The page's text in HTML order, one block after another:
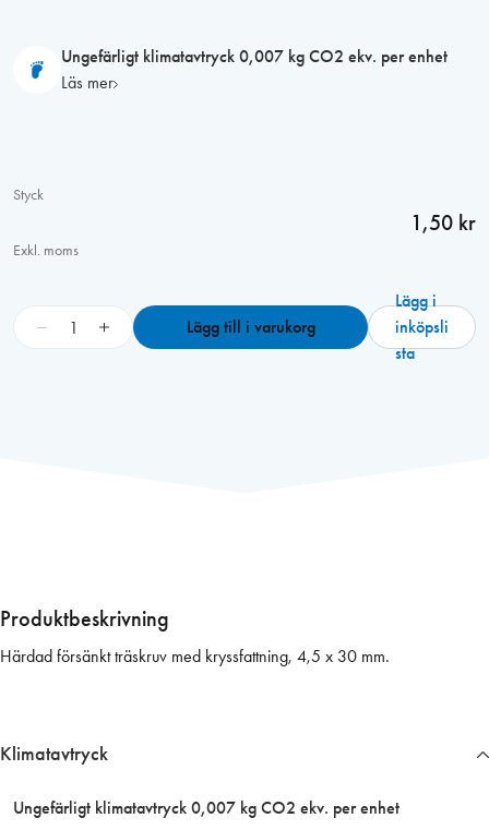
Ungefärligt klimatavtryck 0,007 kg CO2 ekv. per enhet
Läs mer
Styck
1,50 kr
Exkl. moms
x
3
,
l
+ Lägg till i varukorg
Lägg i
inköpsli
sta
Klimatavtryck
Ungefärligt klimatavtryck 0,007 kg CO2 ekv. per enhet
Produktbeskrivning
Härdad försänkt träskruv med kryssfattning, 4,5 x 30 mm.